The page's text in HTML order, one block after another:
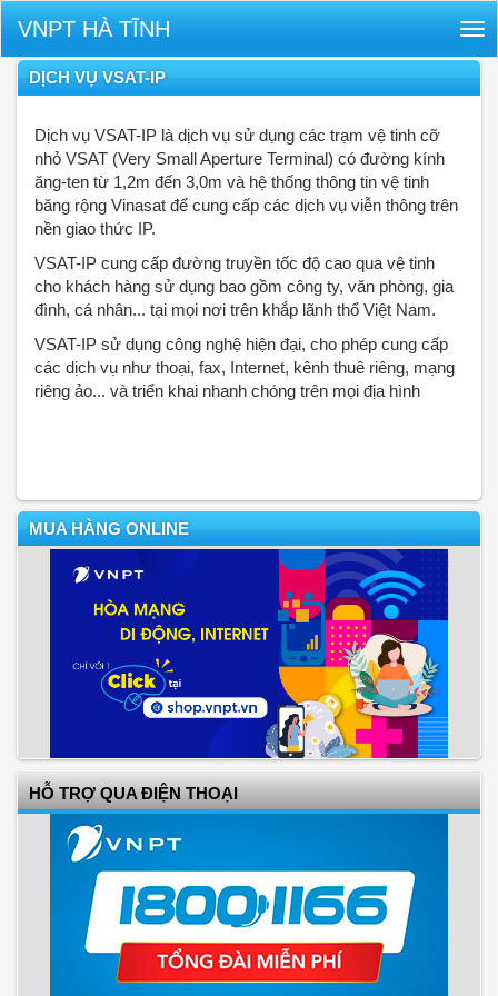
VNPT HÀ TĨNH
DỊCH VỤ VSAT-IP
Dịch vụ VSAT-IP là dịch vụ sử dụng các trạm vệ tinh cỡ
nhỏ VSAT (Very Small Aperture Terminal) có đường kính
ăng-ten từ 1,2m đến 3,0m và hệ thống thông tin vệ tinh
băng rộng Vinasat để cung cấp các dịch vụ viễn thông trên
nền giao thức IP.
VSAT-IP cung cấp đường truyền tốc độ cao qua vệ tinh
cho khách hàng sử dụng bao gồm công ty, văn phòng, gia
đình, cá nhân... tại mọi nơi trên khắp lãnh thổ Việt Nam.
VSAT-IP sử dụng công nghệ hiện đại, cho phép cung cấp
các dịch vụ như thoại, fax, Internet, kênh thuê riêng, mạng
riêng ảo... và triển khai nhanh chóng trên mọi địa hình
MUA HÀNG ONLINE
HỖ TRỢ QUA ĐIỆN THOẠI